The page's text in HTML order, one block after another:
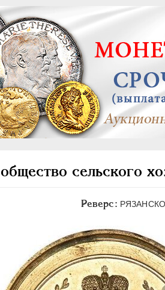
сельского
Реверс: